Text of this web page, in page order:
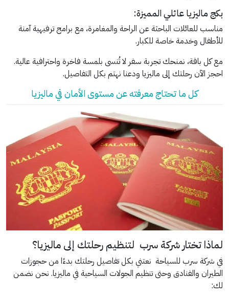
بكج ماليزيا عائلي المميزة:
مناسب للعائلات الباحثة عن الراحة والمغامرة، مع برامج ترفيهية آمنة
للأطفال وخدمة خاصة للكبار.
مع كل باقة، نمنحك تجربة سفر لا تُنسى بلمسة فاخرة واحترافية عالية.
احجز الآن رحلتك إلى ماليزيا ودعنا نهتم بكل التفاصيل.
كل ما تحتاج معرفته عن مستوى الأمان في ماليزيا
لماذا تختار شركة سرب لتنظيم رحلتك إلى ماليزيا؟
في شركة سرب للسياحة نعتني بكل تفاصيل رحلتك بدءًا من حجوزات
الطيران والفنادق وحتى تنظيم الجولات السياحية في ماليزيا. نحن نضمن
لك: